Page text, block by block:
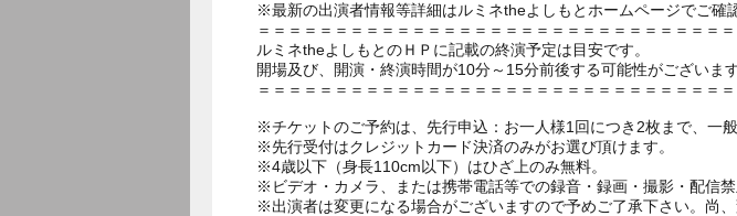
※最新の出演者情報等詳細はルミネtheよしもとホームページでご確
＝＝＝＝＝＝＝＝＝＝＝＝＝＝＝＝＝＝＝＝＝＝＝＝＝＝＝＝＝＝＝
ルミネtheよしもとのＨＰに記載の終演予定は目安です。
開場及び、開演・終演時間が10分～15分前後する可能性がございま
＝＝＝＝＝＝＝＝＝＝＝＝＝＝＝＝＝＝＝＝＝＝＝＝＝＝＝＝＝＝＝
※チケットのご予約は、先行申込：お一人様1回につき2枚まで、一
※先行受付はクレジットカード決済のみがお選び頂けます。
※4歳以下（身長110cm以下）はひざ上のみ無料。
※ビデオ・カメラ、または携帯電話等での録音・録画・撮影・配信禁
※出演者は変更になる場合がございますので予めご了承下さい。尚、